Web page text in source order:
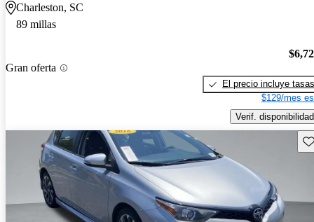
Charleston, SC
89 millas
Gran oferta
El precio incluye tasas
$129/mes
Verif. disponibilidad